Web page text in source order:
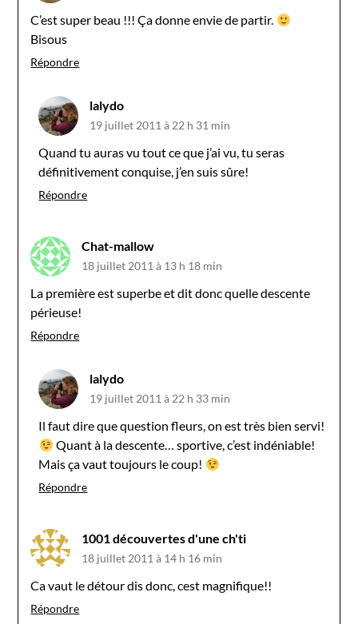
C’est super beau !!! Ça donne envie de partir.
Bisous
Répondre
lalydo
19 juillet 2011 à 22 h 31 min
Quand tu auras vu tout ce que j’ai vu, tu seras
définitivement conquise, j’en suis sûre!
Répondre
Chat-mallow
18 juillet 2011 à 13 h 18 min
La première est superbe et dit donc quelle descente
périeuse!
Répondre
lalydo
19 juillet 2011 à 22 h 33 min
Il faut dire que question fleurs, on est très bien servi!
Quant à la descente… sportive, c’est indéniable!
Mais ça vaut toujours le coup!
Répondre
1001 découvertes d'une ch'ti
18 juillet 2011 à 14 h 16 min
Ca vaut le détour dis donc, cest magnifique!!
Répondre